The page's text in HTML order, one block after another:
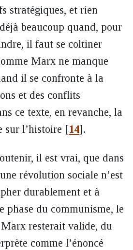
stratégiques, et rien
beaucoup quand, pour
il faut se coltiner
Marx ne manque
il se confronte à la
et des conflits
ce texte, en revanche, la
sur l’histoire [14] .
il est vrai, que dans
révolution sociale n’est
durablement et à
phase du communisme, le
resterait valide, du
comme l’énoncé